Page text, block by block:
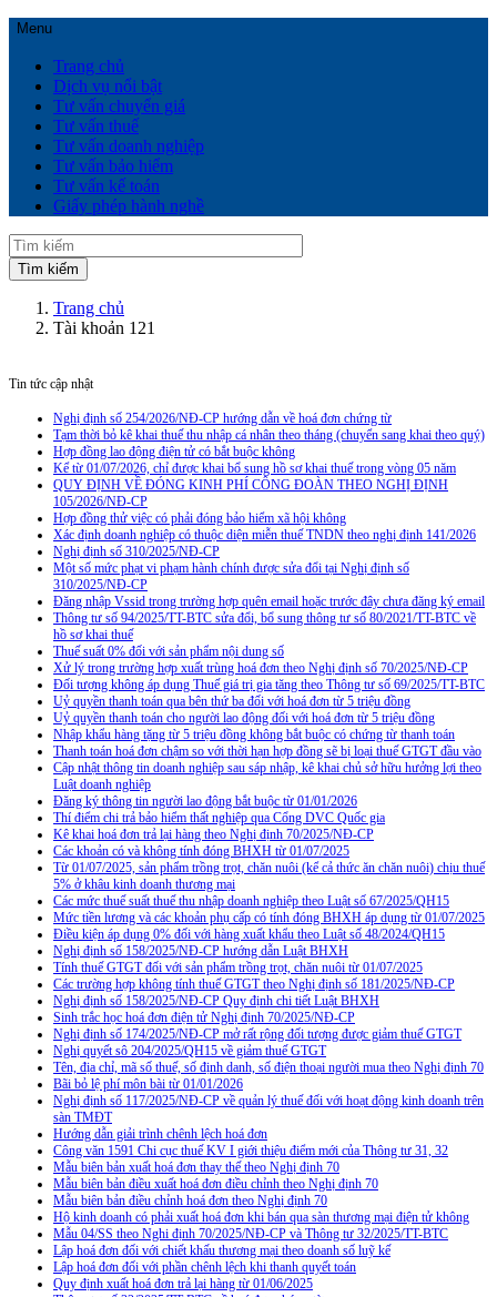
Menu
Trang chủ
Dịch vụ nổi bật
Tư vấn chuyển giá
Tư vấn thuế
Tư vấn doanh nghiệp
Tư vấn bảo hiểm
Tư vấn kế toán
Giấy phép hành nghề
Trang chủ
Tài khoản 121
Tin tức cập nhật
Nghị định số 254/2026/NĐ-CP hướng dẫn về hoá đơn chứng từ
Tạm thời bỏ kê khai thuế thu nhập cá nhân theo tháng (chuyển sang khai theo quý)
Hợp đồng lao động điện tử có bắt buộc không
Kể từ 01/07/2026, chỉ được khai bổ sung hồ sơ khai thuế trong vòng 05 năm
QUY ĐỊNH VỀ ĐÓNG KINH PHÍ CÔNG ĐOÀN THEO NGHỊ ĐỊNH
105/2026/NĐ-CP
Hợp đồng thử việc có phải đóng bảo hiểm xã hội không
Xác định doanh nghiệp có thuộc diện miễn thuế TNDN theo nghị định 141/2026
Nghị định số 310/2025/NĐ-CP
Một số mức phạt vi phạm hành chính được sửa đổi tại Nghị định số
310/2025/NĐ-CP
Đăng nhập Vssid trong trường hợp quên email hoặc trước đây chưa đăng ký email
Thông tư số 94/2025/TT-BTC sửa đổi, bổ sung thông tư số 80/2021/TT-BTC về
hồ sơ khai thuế
Thuế suất 0% đối với sản phẩm nội dung số
Xử lý trong trường hợp xuất trùng hoá đơn theo Nghị định số 70/2025/NĐ-CP
Đối tượng không áp dụng Thuế giá trị gia tăng theo Thông tư số 69/2025/TT-BTC
Uỷ quyền thanh toán qua bên thứ ba đối với hoá đơn từ 5 triệu đồng
Uỷ quyền thanh toán cho người lao động đối với hoá đơn từ 5 triệu đồng
Nhập khẩu hàng tặng từ 5 triệu đồng không bắt buộc có chứng từ thanh toán
Thanh toán hoá đơn chậm so với thời hạn hợp đồng sẽ bị loại thuế GTGT đầu vào
Cập nhật thông tin doanh nghiệp sau sáp nhập, kê khai chủ sở hữu hưởng lợi theo
Luật doanh nghiệp
Đăng ký thông tin người lao động bắt buộc từ 01/01/2026
Thí điểm chi trả bảo hiểm thất nghiệp qua Cổng DVC Quốc gia
Kê khai hoá đơn trả lại hàng theo Nghị định 70/2025/NĐ-CP
Các khoản có và không tính đóng BHXH từ 01/07/2025
Từ 01/07/2025, sản phẩm trồng trọt, chăn nuôi (kể cả thức ăn chăn nuôi) chịu thuế
5% ở khâu kinh doanh thương mại
Các mức thuế suất thuế thu nhập doanh nghiệp theo Luật số 67/2025/QH15
Mức tiền lương và các khoản phụ cấp có tính đóng BHXH áp dụng từ 01/07/2025
Điều kiện áp dụng 0% đối với hàng xuất khẩu theo Luật số 48/2024/QH15
Nghị định số 158/2025/NĐ-CP hướng dẫn Luật BHXH
Tính thuế GTGT đối với sản phẩm trồng trọt, chăn nuôi từ 01/07/2025
Các trường hợp không tính thuế GTGT theo Nghị định số 181/2025/NĐ-CP
Nghị định số 158/2025/NĐ-CP Quy định chi tiết Luật BHXH
Sinh trắc học hoá đơn điện tử Nghị định 70/2025/NĐ-CP
Nghị định số 174/2025/NĐ-CP mở rất rộng đối tượng được giảm thuế GTGT
Nghị quyết sô 204/2025/QH15 về giảm thuế GTGT
Tên, địa chỉ, mã số thuế, số định danh, số điện thoại người mua theo Nghị định 70
Bãi bỏ lệ phí môn bài từ 01/01/2026
Nghị định số 117/2025/NĐ-CP về quản lý thuế đối với hoạt động kinh doanh trên
sàn TMĐT
Hướng dẫn giải trình chênh lệch hoá đơn
Công văn 1591 Chi cục thuế KV I giới thiệu điểm mới của Thông tư 31, 32
Mẫu biên bản xuất hoá đơn thay thế theo Nghị định 70
Mẫu biên bản điều xuất hoá đơn điều chỉnh theo Nghị định 70
Mẫu biên bản điều chỉnh hoá đơn theo Nghị định 70
Hộ kinh doanh có phải xuất hoá đơn khi bán qua sàn thương mại điện tử không
Mẫu 04/SS theo Nghi định 70/2025/NĐ-CP và Thông tư 32/2025/TT-BTC
Lập hoá đơn đối với chiết khấu thương mại theo doanh số luỹ kế
Lập hoá đơn đối với phần chênh lệch khi thanh quyết toán
Quy định xuất hoá đơn trả lại hàng từ 01/06/2025